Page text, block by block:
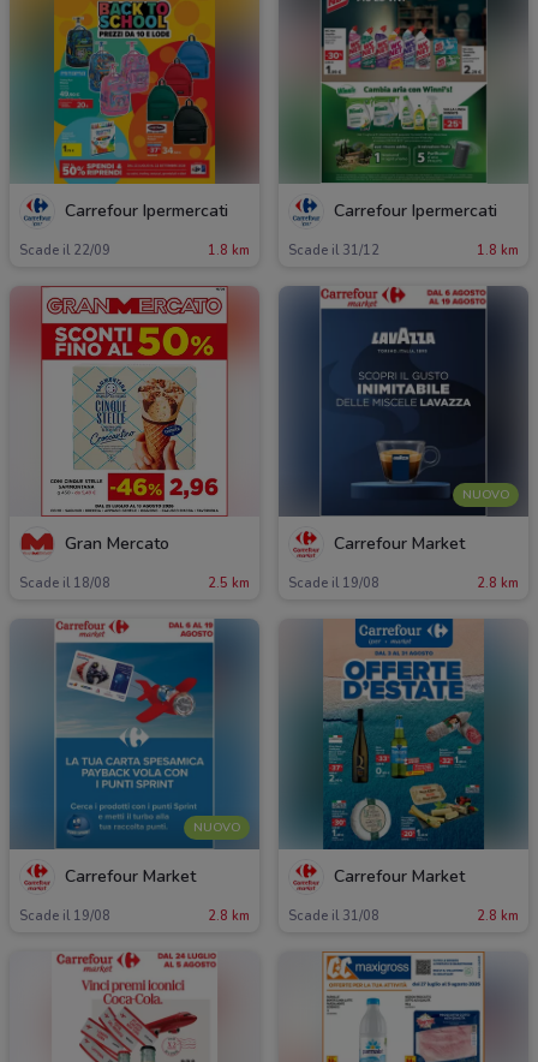
Carrefour Ipermercati
Scade il 22/09 1.8 km
Carrefour Ipermercati
Scade il 31/12 1.8 km
Gran Mercato
Scade il 18/08 2.5 km
NUOVO
Carrefour Market
Scade il 19/08 2.8 km
NUOVO
Carrefour Market
Scade il 19/08 2.8 km
Carrefour Market
Scade il 31/08 2.8 km